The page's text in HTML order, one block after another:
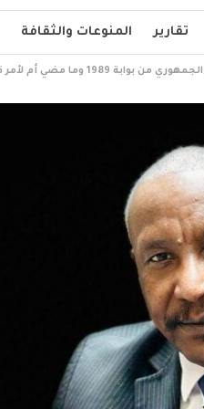
تقارير المنوعات والثقافة
وما مضي أم لأمر فيه تجديد؟